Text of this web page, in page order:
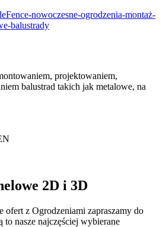
projektowaniem,
balustrad takich jak metalowe, na
2D i 3D
ofert z Ogrodzeniami zapraszamy do
to nasze najczęściej wybierane